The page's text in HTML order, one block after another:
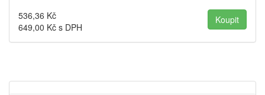
536,36 Kč
649,00 Kč s DPH